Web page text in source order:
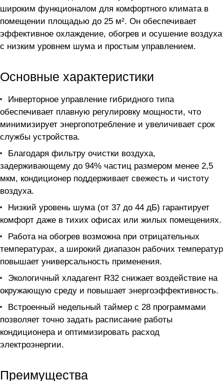
широким функционалом для комфортного климата в
помещении площадью до 25 м². Он обеспечивает
эффективное охлаждение, обогрев и осушение воздуха
с низким уровнем шума и простым управлением.
Основные характеристики
Инверторное управление гибридного типа
обеспечивает плавную регулировку мощности, что
минимизирует энергопотребление и увеличивает срок
службы устройства.
Благодаря фильтру очистки воздуха,
задерживающему до 94% частиц размером менее 2,5
мкм, кондиционер поддерживает свежесть и чистоту
воздуха.
Низкий уровень шума (от 37 до 44 дБ) гарантирует
комфорт даже в тихих офисах или жилых помещениях.
Работа на обогрев возможна при отрицательных
температурах, а широкий диапазон рабочих температур
повышает универсальность применения.
Экологичный хладагент R32 снижает воздействие на
окружающую среду и повышает энергоэффективность.
Встроенный недельный таймер с 28 программами
позволяет точно задать расписание работы
кондиционера и оптимизировать расход
электроэнергии.
Преимущества